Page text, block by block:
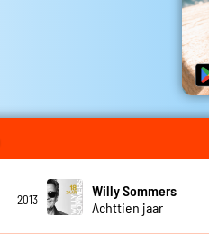
2013
Willy Sommers
Achttien jaar